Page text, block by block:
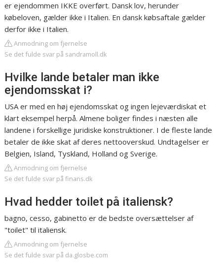
er ejendommen IKKE overført. Dansk lov, herunder
købeloven, gælder ikke i Italien. En dansk købsaftale gælder
derfor ikke i Italien.
Anmodning om fjernelse
Se det fulde svar på sandramoll.dk
Hvilke lande betaler man ikke
ejendomsskat i?
USA er med en høj ejendomsskat og ingen lejeværdiskat et
klart eksempel herpå. Almene boliger findes i næsten alle
landene i forskellige juridiske konstruktioner. I de fleste lande
betaler de ikke skat af deres nettooverskud. Undtagelser er
Belgien, Island, Tyskland, Holland og Sverige.
Anmodning om fjernelse
Se det fulde svar på finans.dk
Hvad hedder toilet på italiensk?
bagno, cesso, gabinetto er de bedste oversættelser af
"toilet" til italiensk.
Anmodning om fjernelse
Se det fulde svar på da.glosbe.com